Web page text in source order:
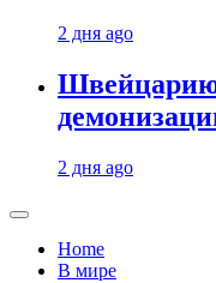
2 дня ago
2 дня ago
Home
В мире